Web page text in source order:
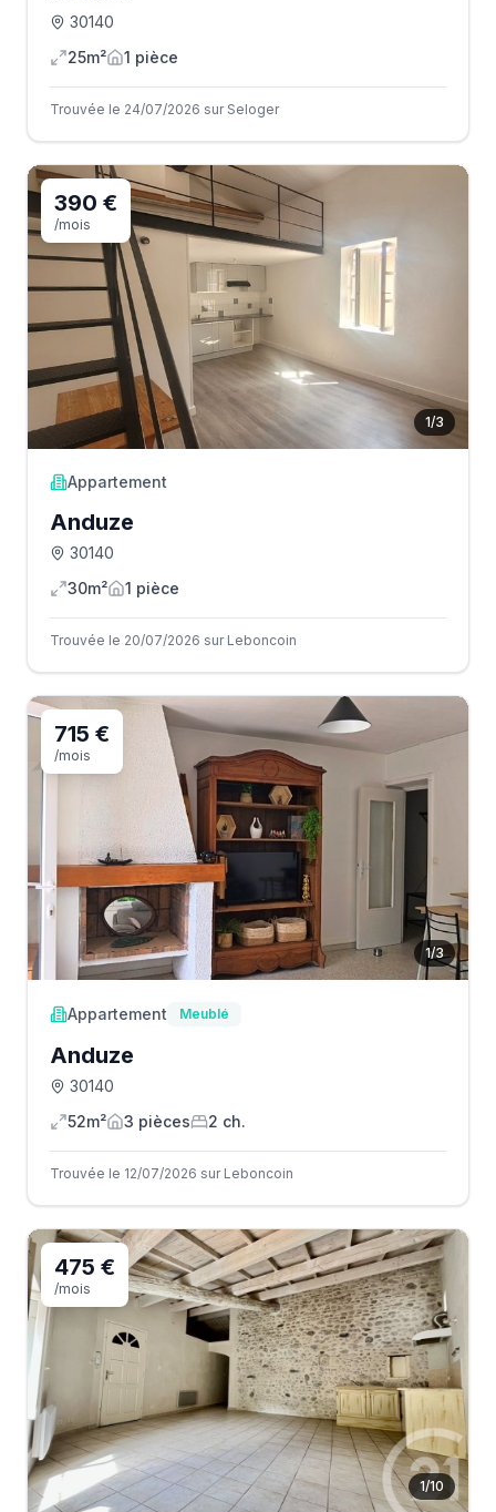
30140
25m²
1 pièce
Trouvée le 24/07/2026 sur Seloger
1/3
390 €
/mois
Appartement
Anduze
30140
30m²
1 pièce
Trouvée le 20/07/2026 sur Leboncoin
1/3
715 €
/mois
Appartement Meublé
Anduze
30140
52m²
3 pièces 2 ch.
Trouvée le 12/07/2026 sur Leboncoin
1/10
475 €
/mois